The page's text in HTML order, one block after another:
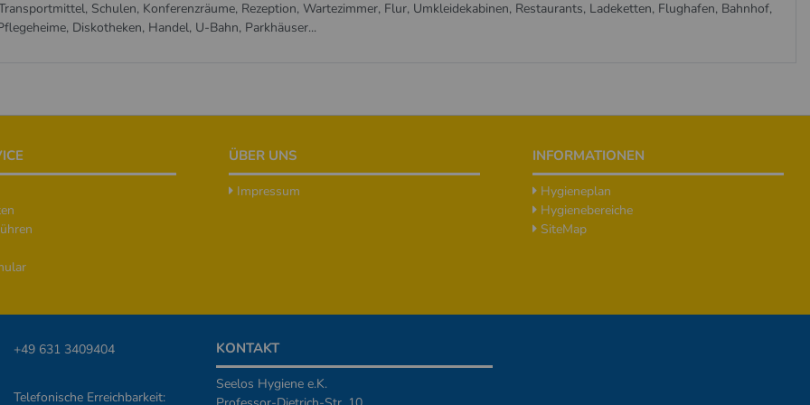
Schulen, Konferenzräume, Rezeption, Wartezimmer, Flur, Umkleidekabinen, Restaurants, Ladeketten, Flughafen, Bahnhof,
Diskotheken, Handel, U-Bahn, Parkhäuser...
ÜBER UNS
Impressum
INFORMATIONEN
Hygieneplan
Hygienebereiche
SiteMap
+49 631 3409404
Telefonische Erreichbarkeit:
KONTAKT
Seelos Hygiene e.K.